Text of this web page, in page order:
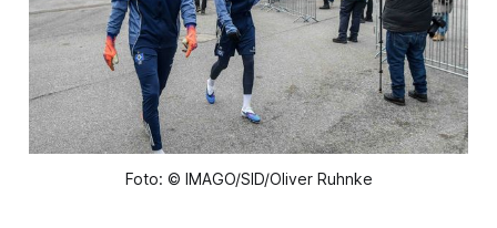
Foto: © IMAGO/SID/Oliver Ruhnke